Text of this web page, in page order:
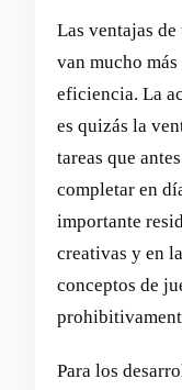
Las ventajas
van mucho
eficiencia. La
es quizás la
tareas que
completar en
importante
creativas y en
conceptos de
Para los